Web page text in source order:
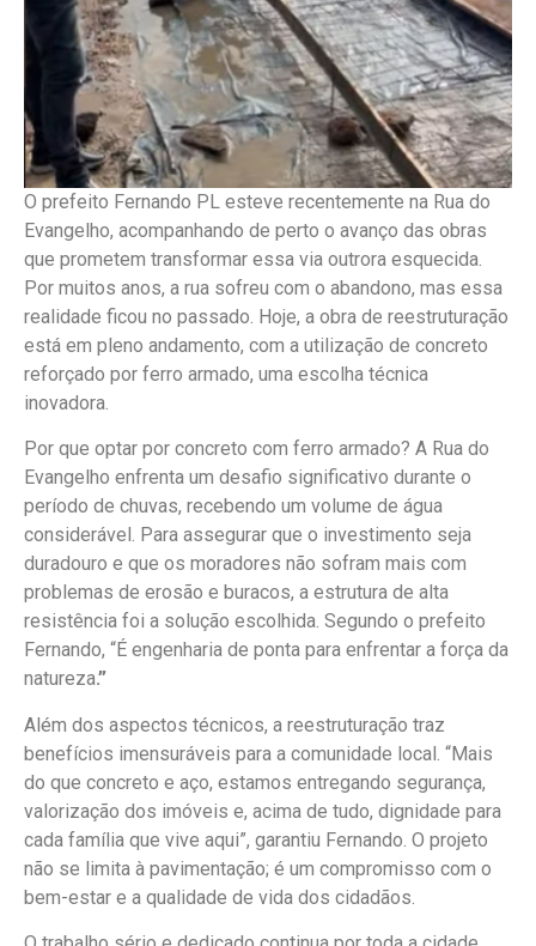
O prefeito Fernando PL esteve recentemente na Rua do
Evangelho, acompanhando de perto o avanço das obras
que prometem transformar essa via outrora esquecida.
Por muitos anos, a rua sofreu com o abandono, mas essa
realidade ficou no passado. Hoje, a obra de reestruturação
está em pleno andamento, com a utilização de concreto
reforçado por ferro armado, uma escolha técnica
inovadora.
Por que optar por concreto com ferro armado? A Rua do
Evangelho enfrenta um desafio significativo durante o
período de chuvas, recebendo um volume de água
considerável. Para assegurar que o investimento seja
duradouro e que os moradores não sofram mais com
problemas de erosão e buracos, a estrutura de alta
resistência foi a solução escolhida. Segundo o prefeito
Fernando, “É engenharia de ponta para enfrentar a força da
natureza.”
Além dos aspectos técnicos, a reestruturação traz
benefícios imensuráveis para a comunidade local. “Mais
do que concreto e aço, estamos entregando segurança,
valorização dos imóveis e, acima de tudo, dignidade para
cada família que vive aqui”, garantiu Fernando. O projeto
não se limita à pavimentação; é um compromisso com o
bem-estar e a qualidade de vida dos cidadãos.